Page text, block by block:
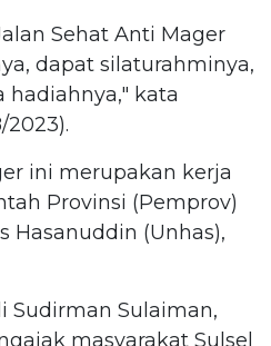
Sehat Anti Mager
dapat silaturahminya,
hadiahnya," kata
ini merupakan kerja
Provinsi (Pemprov)
Hasanuddin (Unhas),
Sudirman Sulaiman,
masyarakat Sulsel